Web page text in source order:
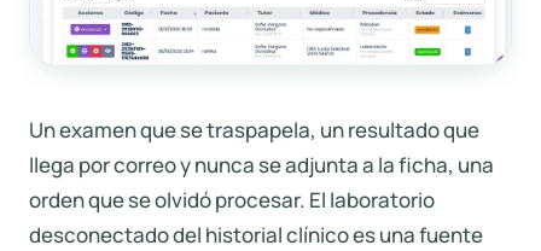
Un examen que se traspapela, un resultado que
llega por correo y nunca se adjunta a la ficha, una
orden que se olvidó procesar. El laboratorio
desconectado del historial clínico es una fuente